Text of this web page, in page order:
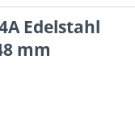
Edelstahl
mm